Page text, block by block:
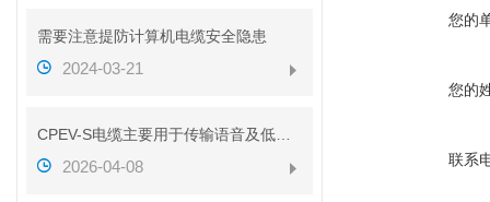
需要注意提防计算机电缆安全隐患
2024-03-21
2026-04-08
您的
您的
联系